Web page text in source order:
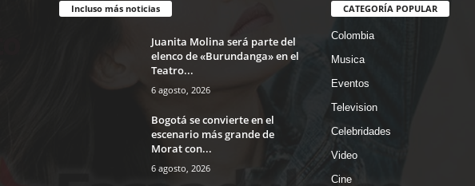
Incluso más noticias
Juanita Molina será parte del
elenco de «Burundanga» en el
Teatro...
6 agosto, 2026
Bogotá se convierte en el
escenario más grande de
Morat con...
6 agosto, 2026
CATEGORÍA POPULAR
Colombia
Musica
Eventos
Television
Celebridades
Video
Cine